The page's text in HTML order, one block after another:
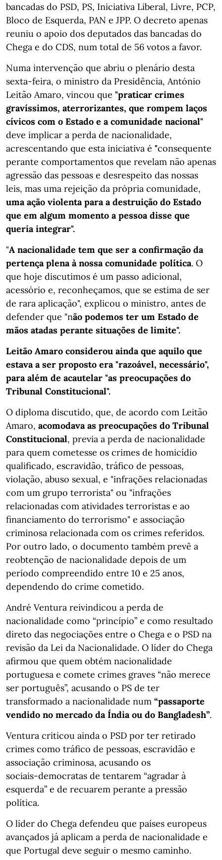
bancadas do PSD, PS, Iniciativa Liberal, Livre, PCP,
Bloco de Esquerda, PAN e JPP. O decreto apenas
reuniu o apoio dos deputados das bancadas do
Chega e do CDS, num total de 56 votos a favor.
Numa intervenção que abriu o plenário desta
sexta-feira, o ministro da Presidência, António
Leitão Amaro, vincou que "praticar crimes
gravíssimos, aterrorizantes, que rompem laços
cívicos com o Estado e a comunidade nacional"
deve implicar a perda de nacionalidade,
acrescentando que esta iniciativa é "consequente
perante comportamentos que revelam não apenas
agressão das pessoas e desrespeito das nossas
leis, mas uma rejeição da própria comunidade,
uma ação violenta para a destruição do Estado
que em algum momento a pessoa disse que
queria integrar".
"A nacionalidade tem que ser a confirmação da
pertença plena à nossa comunidade política. O
que hoje discutimos é um passo adicional,
acessório e, reconheçamos, que se estima de ser
de rara aplicação", explicou o ministro, antes de
defender que "não podemos ter um Estado de
mãos atadas perante situações de limite".
Leitão Amaro considerou ainda que aquilo que
estava a ser proposto era "razoável, necessário",
para além de acautelar "as preocupações do
Tribunal Constitucional".
O diploma discutido, que, de acordo com Leitão
Amaro, acomodava as preocupações do Tribunal
Constitucional, previa a perda de nacionalidade
para quem cometesse os crimes de homicídio
qualificado, escravidão, tráfico de pessoas,
violação, abuso sexual, e "infrações relacionadas
com um grupo terrorista" ou "infrações
relacionadas com atividades terroristas e ao
financiamento do terrorismo" e associação
criminosa relacionada com os crimes referidos.
Por outro lado, o documento também prevê a
reobtenção de nacionalidade depois de um
período compreendido entre 10 e 25 anos,
dependendo do crime cometido.
André Ventura reivindicou a perda de
nacionalidade como “princípio” e como resultado
direto das negociações entre o Chega e o PSD na
revisão da Lei da Nacionalidade. O líder do Chega
afirmou que quem obtém nacionalidade
portuguesa e comete crimes graves “não merece
ser português”, acusando o PS de ter
transformado a nacionalidade num “passaporte
vendido no mercado da Índia ou do Bangladesh”.
Ventura criticou ainda o PSD por ter retirado
crimes como tráfico de pessoas, escravidão e
associação criminosa, acusando os
sociais‑democratas de tentarem “agradar à
esquerda” e de recuarem perante a pressão
política.
O líder do Chega defendeu que países europeus
avançados já aplicam a perda de nacionalidade e
que Portugal deve seguir o mesmo caminho.